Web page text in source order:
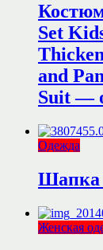
Set
and
Suit —
Одежда
Шапка
Женская